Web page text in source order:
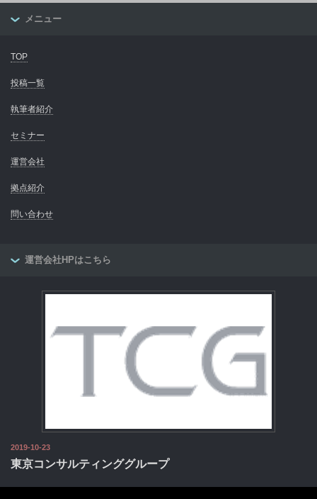
メニュー
TOP
投稿一覧
執筆者紹介
セミナー
運営会社
拠点紹介
問い合わせ
運営会社HPはこちら
2019-10-23
東京コンサルティンググループ